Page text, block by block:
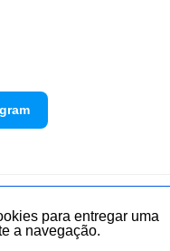
sua denúncia
para entregar uma
a navegação.